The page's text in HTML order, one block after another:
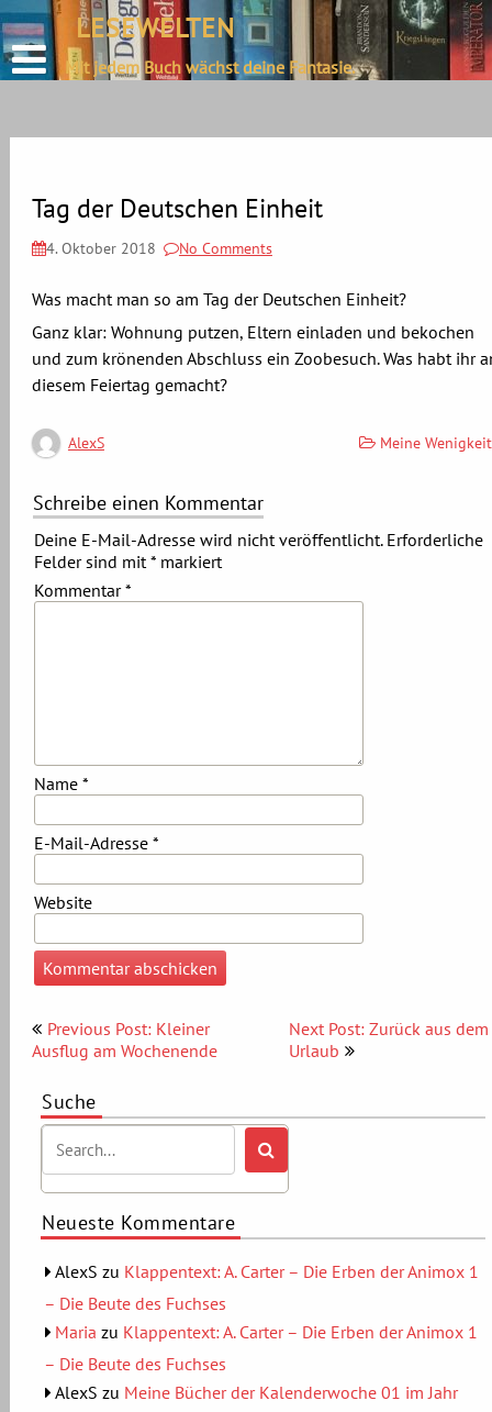
define('DISALLOW_FILE_EDIT', true);
define('DISALLOW_FILE_MODS', true);
content
LESEWELTEN
Mit jedem Buch wächst deine Fantasie.
Tag der Deutschen Einheit
4. Oktober 2018 No Comments
Was macht man so am Tag der Deutschen Einheit?
Ganz klar: Wohnung putzen, Eltern einladen und bekochen
und zum krönenden Abschluss ein Zoobesuch. Was habt ihr
diesem Feiertag gemacht?
AlexS Meine Wenigkeit
Schreibe einen Kommentar
Deine E-Mail-Adresse wird nicht veröffentlicht. Erforderliche
Felder sind mit*markiert
Kommentar*
Name *
E-Mail-Adresse *
Website
Beitragsnavigation
Previous Post: Kleiner
Ausflug am Wochenende
Next Post: Zurück aus dem
Urlaub
Suche
Neueste Kommentare
AlexS zu Klappentext: A. Carter – Die Erben der Animox 1
– Die Beute des Fuchses
Maria zu Klappentext: A. Carter – Die Erben der Animox 1
– Die Beute des Fuchses
AlexS zu Meine Bücher der Kalenderwoche 01 im Jahr